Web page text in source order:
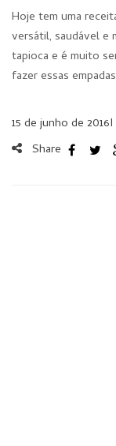
Hoje tem uma
versátil, saudável e
tapioca e é muito
fazer essas
15 de junho de 2016I
Share